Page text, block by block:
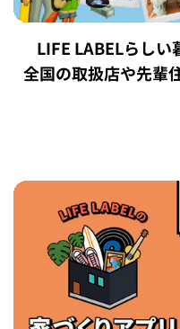
LIFE LABELらしい
全国の取扱店や先輩